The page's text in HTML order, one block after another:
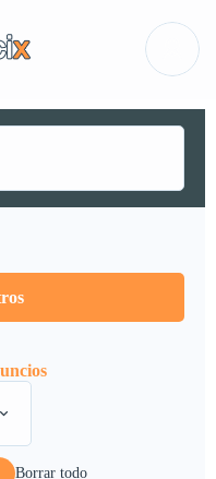
Borrar todo